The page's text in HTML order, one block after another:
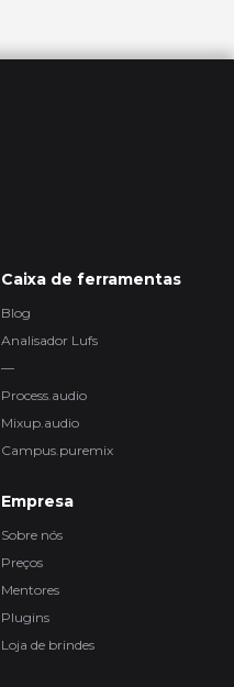
Caixa de ferramentas
Blog
Analisador Lufs
—
Process.audio
Mixup.audio
Campus.puremix
Empresa
Sobre nós
Preços
Mentores
Plugins
Loja de brindes